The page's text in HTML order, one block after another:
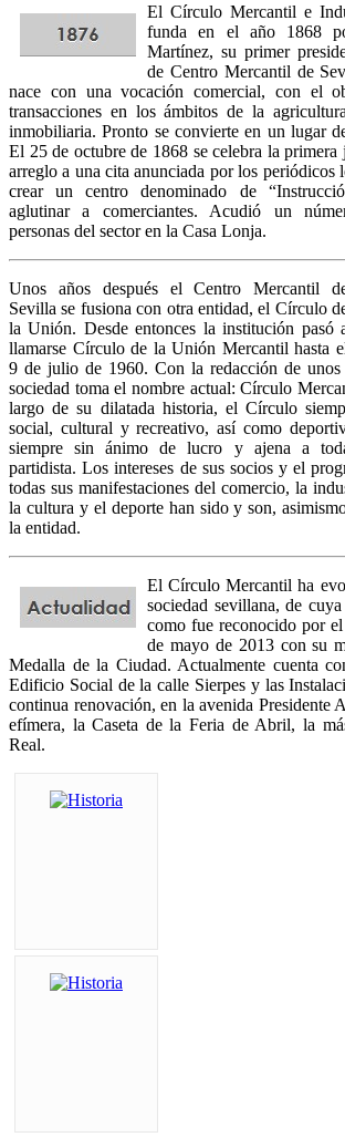
El Círculo Mercantil e
funda en el año 1868
Martínez, su primer
de Centro Mercantil de
nace con una vocación comercial, con el
transacciones en los ámbitos de la
inmobiliaria. Pronto se convierte en un lugar
El 25 de octubre de 1868 se celebra la primera
arreglo a una cita anunciada por los periódicos
crear un centro denominado de
aglutinar a comerciantes. Acudió un
personas del sector en la Casa Lonja.
Unos años después el Centro Mercantil
Sevilla se fusiona con otra entidad, el Círculo
la Unión. Desde entonces la institución pasó
llamarse Círculo de la Unión Mercantil hasta
9 de julio de 1960. Con la redacción de unos
sociedad toma el nombre actual: Círculo
largo de su dilatada historia, el Círculo
social, cultural y recreativo, así como
siempre sin ánimo de lucro y ajena a
partidista. Los intereses de sus socios y el
todas sus manifestaciones del comercio, la
la cultura y el deporte han sido y son,
la entidad.
El Círculo Mercantil ha
sociedad sevillana, de
como fue reconocido por
de mayo de 2013 con su
Medalla de la Ciudad. Actualmente cuenta
Edificio Social de la calle Sierpes y las
continua renovación, en la avenida Presidente
efímera, la Caseta de la Feria de Abril, la
Real.